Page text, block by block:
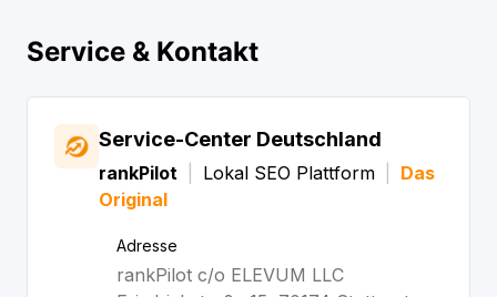
Service & Kontakt
Service-Center Deutschland
rankPilot Lokal SEO Plattform
Das
Original
Adresse
rankPilot c/o ELEVUM LLC